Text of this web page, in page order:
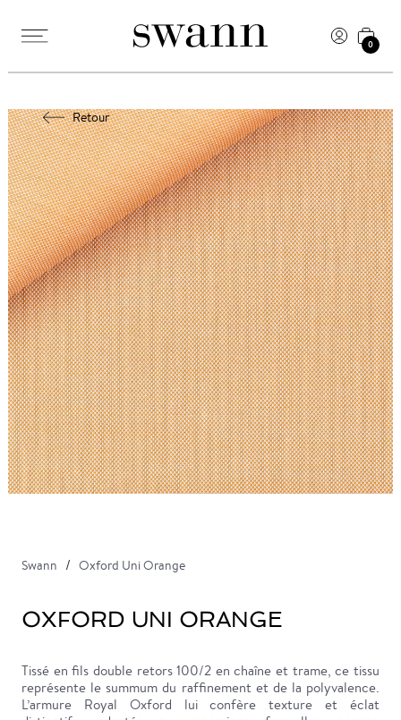
0
Retour
Swann Oxford Uni Orange
OXFORD UNI ORANGE
Tissé en fils double retors 100/2 en chaîne et trame, ce tissu
représente le summum du raffinement et de la polyvalence.
L’armure Royal Oxford lui confère texture et éclat